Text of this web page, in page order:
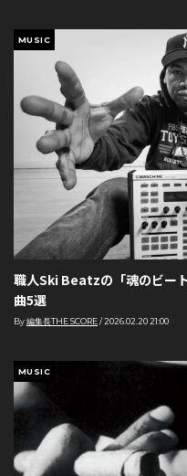
MUSIC
職人Ski Beatzの「魂のビー
曲5選
By編集長THE SCORE/2026.02.20 21:00
MUSIC